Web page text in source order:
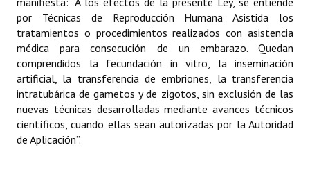
NORMATIVA
Comunicaciones
Declaraciones
Resoluciones
Resoluciones de Presidencia
por Técnicas de Reproducción Humana Asistida los
tratamientos o procedimientos realizados con asistencia
médica para consecución de un embarazo. Quedan
comprendidos la fecundación in vitro, la inseminación
artificial, la transferencia de embriones, la transferencia
intratubárica de gametos y de zigotos, sin exclusión de las
nuevas técnicas desarrolladas mediante avances técnicos
científicos, cuando ellas sean autorizadas por la Autoridad
de Aplicación”.